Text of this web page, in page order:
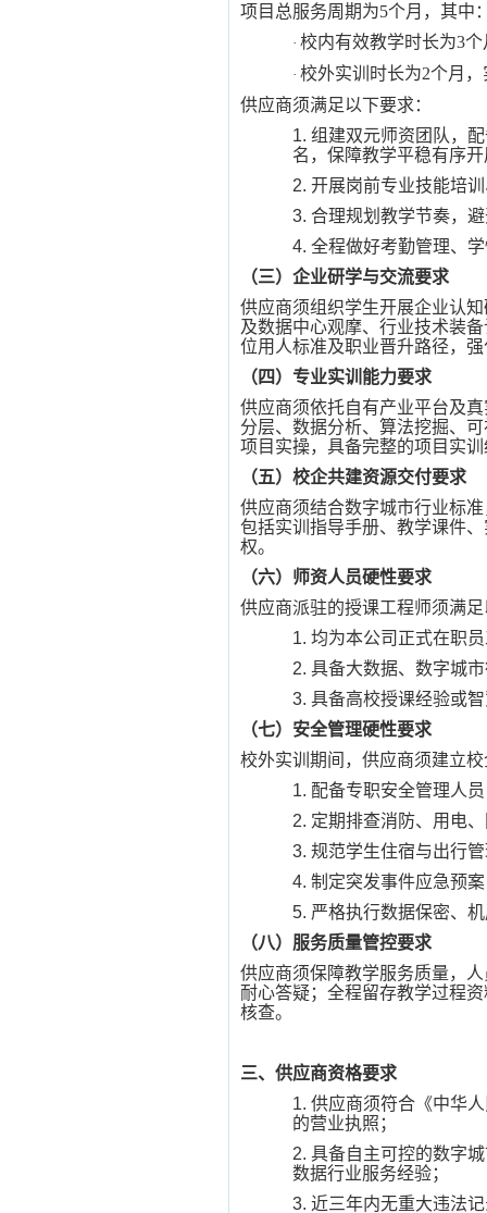
项目总服务周期为5个月，其中
· 校内有效教学时长为3个
· 校外实训时长为2个月
供应商须满足以下要求：
1. 组建双元师资团队，
名，保障教学平稳有序
2. 开展岗前专业技能培
3. 合理规划教学节奏，
4. 全程做好考勤管理、
（三）企业研学与交流要求
供应商须组织学生开展企业认
及数据中心观摩、行业技术装
位用人标准及职业晋升路径，
（四）专业实训能力要求
供应商须依托自有产业平台及
分层、数据分析、算法挖掘、
项目实操，具备完整的项目实
（五）校企共建资源交付要求
供应商须结合数字城市行业标
包括实训指导手册、教学课件
权。
（六）师资人员硬性要求
供应商派驻的授课工程师须满
1. 均为本公司正式在职
2. 具备大数据、数字城
3. 具备高校授课经验或
（七）安全管理硬性要求
校外实训期间，供应商须建立
1. 配备专职安全管理人
2. 定期排查消防、用电
3. 规范学生住宿与出行
4. 制定突发事件应急预
5. 严格执行数据保密、
（八）服务质量管控要求
供应商须保障教学服务质量，
耐心答疑；全程留存教学过程
核查。
三、供应商资格要求
1. 供应商须符合《中华
的营业执照；
2. 具备自主可控的数字
数据行业服务经验；
3. 近三年内无重大违法